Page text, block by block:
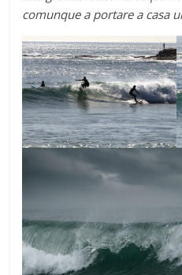
comunque a portare a casa